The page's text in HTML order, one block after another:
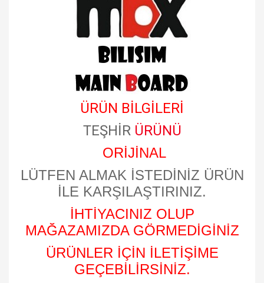
ÜRÜN BİLGİLERİ
TEŞHİR ÜRÜNÜ
ORİJİNAL
LÜTFEN ALMAK İSTEDİNİZ ÜRÜN
İLE KARŞILAŞTIRINIZ.
İHTİYACINIZ OLUP
MAĞAZAMIZDA GÖRMEDİGİNİZ
ÜRÜNLER İÇİN İLETİŞİME
GEÇEBİLİRSİNİZ.